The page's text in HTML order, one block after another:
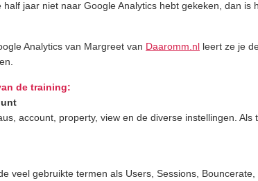
half jaar niet naar Google Analytics hebt gekeken, dan is
Analytics van Margreet van Daaromm.nl leert ze je
de training:
account, property, view en de diverse instellingen. Als
veel gebruikte termen als Users, Sessions, Bouncerate,